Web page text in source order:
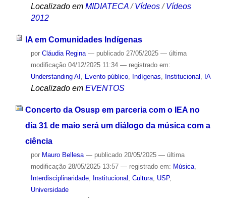
Localizado em MIDIATECA /Vídeos /Vídeos
2012
IA em Comunidades Indígenas
por Cláudia Regina — publicado27/05/2025 — última
modificação04/12/2025 11:34 — registrado em:
Understanding AI
Evento público, Indígenas Institucional IA
Localizado em EVENTOS
Concerto da Osusp em parceria com o IEA no
dia 31 de maio será um diálogo da música com a
ciência
por Mauro Bellesa — publicado20/05/2025 — última
modificação28/05/2025 13:57 — registrado em: Música,
Interdisciplinaridade, Institucional Cultura, USP,
Universidade